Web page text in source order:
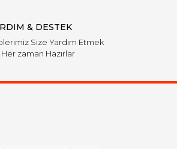
& DESTEK
Size Yardım Etmek
zaman Hazırlar